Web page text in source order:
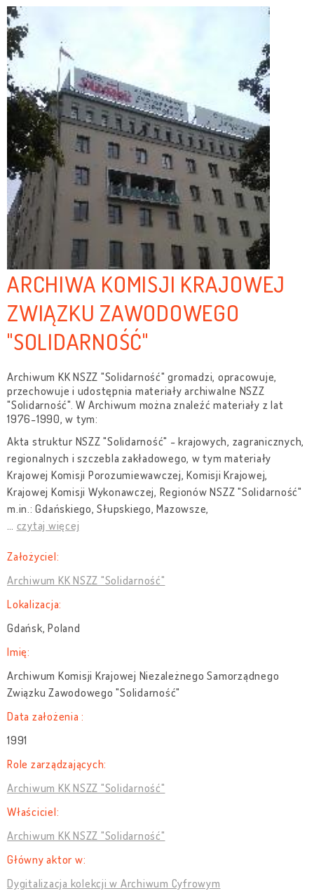
ARCHIWA KOMISJI KRAJOWEJ
ZWIĄZKU ZAWODOWEGO
"SOLIDARNOŚĆ"
Archiwum KK NSZZ "Solidarność" gromadzi, opracowuje,
przechowuje i udostępnia materiały archiwalne NSZZ
"Solidarność". W Archiwum można znaleźć materiały z lat
1976-1990, w tym:
Akta struktur NSZZ "Solidarność" - krajowych, zagranicznych,
regionalnych i szczebla zakładowego, w tym materiały
Krajowej Komisji Porozumiewawczej, Komisji Krajowej,
Krajowej Komisji Wykonawczej, Regionów NSZZ "Solidarność"
m.in.: Gdańskiego, Słupskiego, Mazowsze,
… czytaj więcej
Założyciel:
Archiwum KK NSZZ "Solidarność"
Lokalizacja:
Gdańsk, Poland
Imię:
Archiwum Komisji Krajowej Niezależnego Samorządnego
Związku Zawodowego "Solidarność"
Data założenia :
1991
Role zarządzających:
Archiwum KK NSZZ "Solidarność"
Właściciel:
Archiwum KK NSZZ "Solidarność"
Główny aktor w:
Dygitalizacja kolekcji w Archiwum Cyfrowym